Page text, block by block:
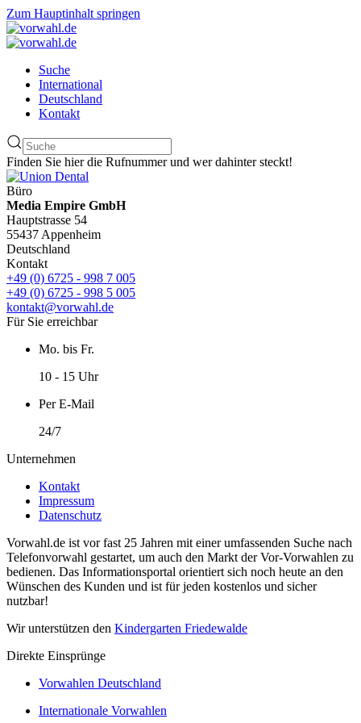
Zum Hauptinhalt springen
Suche
International
Deutschland
Kontakt
Finden Sie hier die Rufnummer und wer dahinter steckt!
Büro
Media Empire GmbH
Hauptstrasse 54
55437 Appenheim
Deutschland
Kontakt
+49 (0) 6725 - 998 7 005
+49 (0) 6725 - 998 5 005
kontakt@vorwahl.de
Für Sie erreichbar
Mo. bis Fr.
10 - 15 Uhr
Per E-Mail
24/7
Unternehmen
Kontakt
Impressum
Datenschutz
Vorwahl.de ist vor fast 25 Jahren mit einer umfassenden Suche nach
Telefonvorwahl gestartet, um auch den Markt der Vor-Vorwahlen zu
bedienen. Das Informationsportal orientiert sich noch heute an den
Wünschen des Kunden und ist für jeden kostenlos und sicher
nutzbar!
Wir unterstützen den Kindergarten Friedewalde
Direkte Einsprünge
Vorwahlen Deutschland
Internationale Vorwahlen